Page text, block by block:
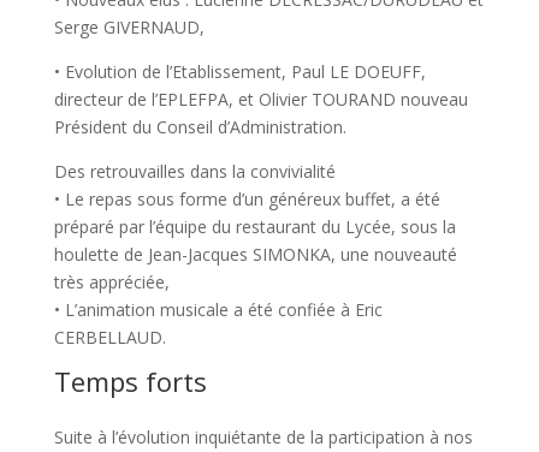
Serge GIVERNAUD,
• Evolution de l’Etablissement, Paul LE DOEUFF,
directeur de l’EPLEFPA, et Olivier TOURAND nouveau
Président du Conseil d’Administration.
Des retrouvailles dans la convivialité
• Le repas sous forme d’un généreux buffet, a été
préparé par l’équipe du restaurant du Lycée, sous la
houlette de Jean-Jacques SIMONKA, une nouveauté
très appréciée,
• L’animation musicale a été confiée à Eric
CERBELLAUD.
Temps forts
Suite à l’évolution inquiétante de la participation à nos